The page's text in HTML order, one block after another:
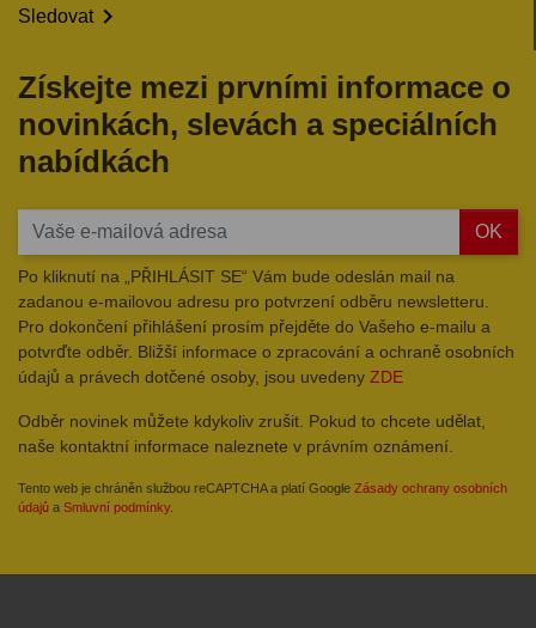
Sledovat
Získejte mezi prvními informace o
novinkách, slevách a speciálních
nabídkách
OK
Po kliknutí na „PŘIHLÁSIT SE“ Vám bude odeslán mail na
zadanou e-mailovou adresu pro potvrzení odběru newsletteru.
Pro dokončení přihlášení prosím přejděte do Vašeho e-mailu a
potvrďte odběr. Bližší informace o zpracování a ochraně osobních
údajů a právech dotčené osoby, jsou uvedeny ZDE
Odběr novinek můžete kdykoliv zrušit. Pokud to chcete udělat,
naše kontaktní informace naleznete v právním oznámení.
Tento web je chráněn službou reCAPTCHA a platí Google Zásady ochrany osobních
údajů a Smluvní podmínky.